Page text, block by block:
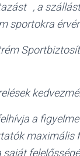
, a
sportokra
a